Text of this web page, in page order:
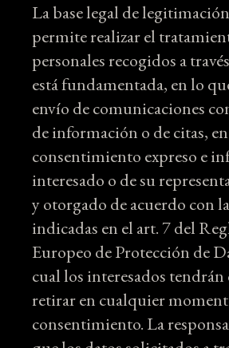
La base legal de
permite realizar el
personales recogidos a
está fundamentada, en lo
envío de comunicaciones
de información o de citas,
consentimiento expreso e
interesado o de su
y otorgado de acuerdo con
indicadas en el art. 7 del
Europeo de Protección de
cual los interesados tendrán
retirar en cualquier
consentimiento. La